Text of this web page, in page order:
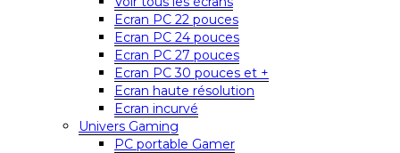
Ecran PC 22 pouces
Ecran PC 24 pouces
Ecran PC 27 pouces
Ecran PC 30 pouces et +
Ecran haute résolution
Ecran incurvé
Univers Gaming
PC portable Gamer